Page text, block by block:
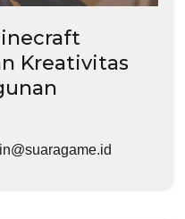
Kreativitas